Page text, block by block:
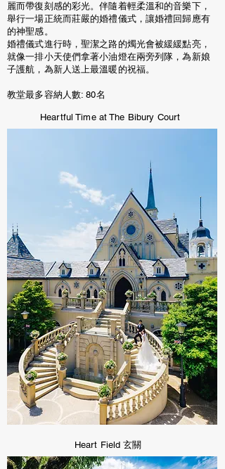
麗而帶復刻感的彩光。伴隨着輕柔溫和的音樂下，
舉行一場正統而莊嚴的婚禮儀式，讓婚禮回歸應有
的神聖感。
婚禮儀式進行時，聖潔之路的燭光會被緩緩點亮，
就像一排小天使們拿著小油燈在兩旁列隊，為新娘
子護航，為新人送上最溫暖的祝福。
教堂最多容納人數: 80名
Heartful Time at The Bibury Court
Heart Field 玄關